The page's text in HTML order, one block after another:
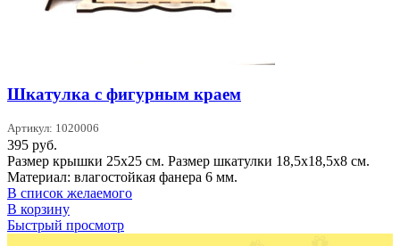
Шкатулка с фигурным краем
Артикул: 1020006
395 руб.
Размер крышки 25х25 см. Размер шкатулки 18,5х18,5х8 см.
Материал: влагостойкая фанера 6 мм.
В список желаемого
В корзину
Быстрый просмотр